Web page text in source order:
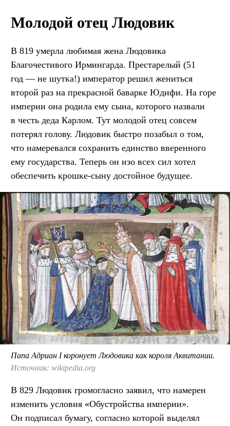
Молодой отец Людовик
В 819 умерла любимая жена Людовика
Благочестивого Ирмингарда. Престарелый (51
год — не шутка!) император решил жениться
второй раз на прекрасной баварке Юдифи. На горе
империи она родила ему сына, которого назвали
в честь деда Карлом. Тут молодой отец совсем
потерял голову. Людовик быстро позабыл о том,
что намеревался сохранить единство вверенного
ему государства. Теперь он изо всех сил хотел
обеспечить крошке-сыну достойное будущее.
Папа Адриан I коронует Людовика как короля Аквитании.
Источник: wikipedia.org
В 829 Людовик громогласно заявил, что намерен
изменить условия «Обустройства империи».
Он подписал бумагу, согласно которой выделял